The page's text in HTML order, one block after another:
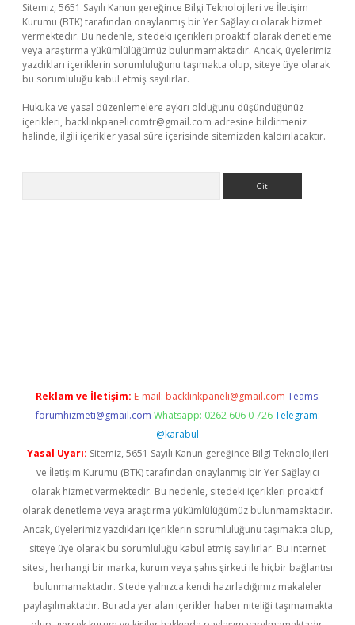
Sitemiz, 5651 Sayılı Kanun gereğince Bilgi Teknolojileri ve İletişim
Kurumu (BTK) tarafından onaylanmış bir Yer Sağlayıcı olarak hizmet
vermektedir. Bu nedenle, sitedeki içerikleri proaktif olarak denetleme
veya araştırma yükümlülüğümüz bulunmamaktadır. Ancak, üyelerimiz
yazdıkları içeriklerin sorumluluğunu taşımakta olup, siteye üye olarak
bu sorumluluğu kabul etmiş sayılırlar.
Hukuka ve yasal düzenlemelere aykırı olduğunu düşündüğünüz
içerikleri, backlinkpanelicomtr@gmail.com adresine bildirmeniz
halinde, ilgili içerikler yasal süre içerisinde sitemizden kaldırılacaktır.
Reklam ve İletişim: E-mail: backlinkpaneli@gmail.com Teams:
forumhizmeti@gmail.com Whatsapp: 0262 606 0 726 Telegram:
@karabul
Yasal Uyarı: Sitemiz, 5651 Sayılı Kanun gereğince Bilgi Teknolojileri
ve İletişim Kurumu (BTK) tarafından onaylanmış bir Yer Sağlayıcı
olarak hizmet vermektedir. Bu nedenle, sitedeki içerikleri proaktif
olarak denetleme veya araştırma yükümlülüğümüz bulunmamaktadır.
Ancak, üyelerimiz yazdıkları içeriklerin sorumluluğunu taşımakta olup,
siteye üye olarak bu sorumluluğu kabul etmiş sayılırlar. Bu internet
sitesi, herhangi bir marka, kurum veya şahıs şirketi ile hiçbir bağlantısı
bulunmamaktadır. Sitede yalnızca kendi hazırladığımız makaleler
paylaşılmaktadır. Burada yer alan içerikler haber niteliği taşımamakta